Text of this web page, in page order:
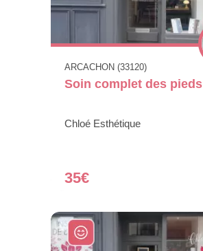
ARCACHON (33120)
Soin complet des pieds
Chloé Esthétique
35€